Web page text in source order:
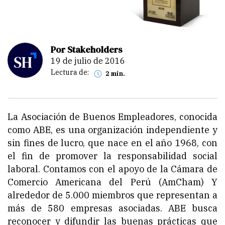
Por Stakeholders
19 de julio de 2016
Lectura de: 2 min.
La Asociación de Buenos Empleadores, conocida
como ABE, es una organización independiente y
sin fines de lucro, que nace en el año 1968, con
el fin de promover la responsabilidad social
laboral. Contamos con el apoyo de la Cámara de
Comercio Americana del Perú (AmCham) Y
alrededor de 5.000 miembros que representan a
más de 580 empresas asociadas. ABE busca
reconocer y difundir las buenas prácticas que